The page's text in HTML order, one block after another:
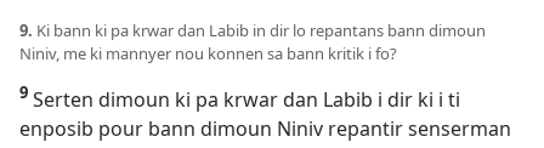
9. Ki bann ki pa krwar dan Labib in dir lo repantans bann dimoun
Niniv, me ki mannyer nou konnen sa bann kritik i fo?
9 Serten dimoun ki pa krwar dan Labib i dir ki i ti
enposib pour bann dimoun Niniv repantir senserman